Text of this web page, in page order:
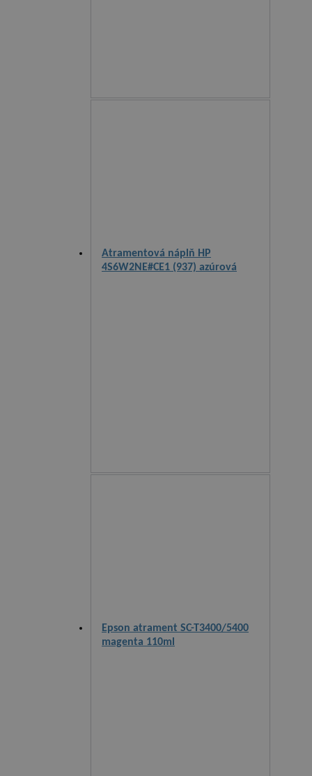
Atramentová náplň HP
4S6W2NE#CE1 (937) azúrová
Epson atrament SC-T3400/5400
magenta 110ml